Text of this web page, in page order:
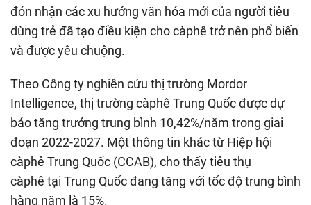
đón nhận các xu hướng văn hóa mới của người tiêu
dùng trẻ đã tạo điều kiện cho càphê trở nên phổ biến
và được yêu chuộng.
Theo Công ty nghiên cứu thị trường Mordor
Intelligence, thị trường càphê Trung Quốc được dự
báo tăng trưởng trung bình 10,42%/năm trong giai
đoạn 2022-2027. Một thông tin khác từ Hiệp hội
càphê Trung Quốc (CCAB), cho thấy tiêu thụ
càphê tại Trung Quốc đang tăng với tốc độ trung bình
hàng năm là 15%.